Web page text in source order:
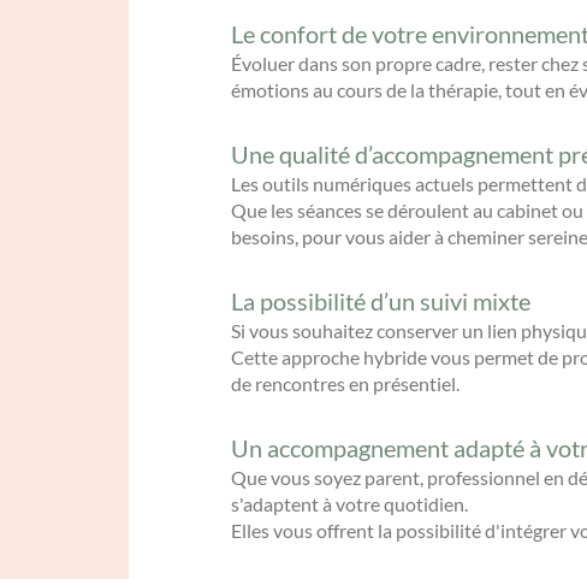
Le confort de votre
Évoluer dans son propre cadre, rester
émotions au cours de la thérapie, tout en
Une qualité d’accompagnement
Les outils numériques actuels permettent
Que les séances se déroulent au cabinet
besoins, pour vous aider à cheminer
La possibilité d’un suivi mixte
Si vous souhaitez conserver un lien
Cette approche hybride vous permet de
de rencontres en présentiel.
Un accompagnement adapté à
Que vous soyez parent, professionnel en
s'adaptent à votre quotidien.
Elles vous offrent la possibilité d'intégrer